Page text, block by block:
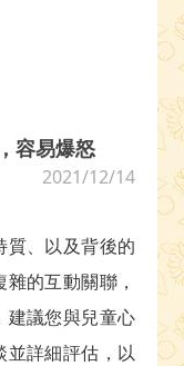
容易爆怒
2021/12/14
質、以及背後的
的互動關聯，
建議您與兒童心
並詳細評估，以